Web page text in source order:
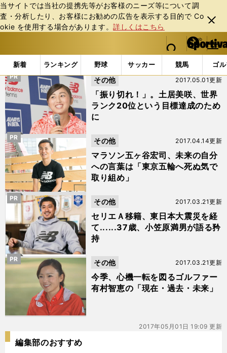
当サイトでは当社の提携先等がお客様のニーズ等について調
査・分析したり、お客様にお勧めの広告を表⽰する⽬的で Co
okie を使⽤する場合があります。詳しくはこちら
閉じ
る
web Sportiva (webスポルティーバ)
検索
マイペ
ー
ジ
メニュ
新着 ランキング 野球 サッカー 競馬 ゴ
b
ス
ポ
ル
テ
ィ
ー
バ
「#A LETTER TO MY FUTURE SELF」の最新ニュース・
「振り切れ！」。土居美咲、世界
ランク20位という目標達成のため
に
2017.05.01更新
その他
PR
マラソン五ヶ谷宏司、未来の自分
への言葉は「東京五輪へ死ぬ気で
取り組め」
2017.04.14更新
その他
PR
セリエＡ移籍、東日本大震災を経
て......37歳、小笠原満男が語る矜
持
2017.03.21更新
その他
PR
今季、心機一転を図るゴルファー
有村智恵の「現在・過去・未来」
2017.03.21更新
その他
PR
2017年05月01日 19:09 更新
編集部のおすすめ